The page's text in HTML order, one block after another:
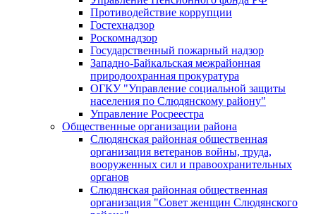
Противодействие коррупции
Гостехнадзор
Роскомнадзор
Государственный пожарный надзор
Западно-Байкальская межрайонная
природоохранная прокуратура
ОГКУ "Управление социальной защиты
населения по Слюдянскому району"
Управление Росреестра
Общественные организации района
Слюдянская районная общественная
организация ветеранов войны, труда,
вооруженных сил и правоохранительных
органов
Слюдянская районная общественная
организация "Совет женщин Слюдянского